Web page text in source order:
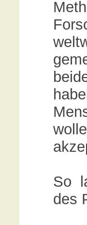
So
des